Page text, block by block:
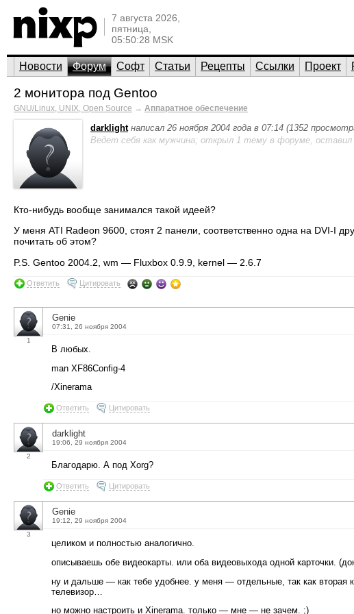
7 августа 2026,
пятница,
05:50:28 MSK
Новости Форум Софт Статьи Рецепты Ссылки Проект
2 монитора под Gentoo
GNU/Linux, UNIX, Open Source → Аппаратное обеспечение
darklight написал 26 ноября 2004 года в 07:14 (1352
Ведет себя как мужчина; открыл 1 тему в форуме,
Кто-нибудь вообще занимался такой идеей?
У меня ATI Radeon 9600, стоят 2 панели, соответственно одна на DVI-I
почитать об этом?
P.S. Gentoo 2004.2, wm — Fluxbox 0.9.9, kernel — 2.6.7
Ответить Цитировать
1
Genie
07:31, 26 ноября 2004
В любых.
man XF86Config-4
/Xinerama
Ответить Цитировать
2
darklight
19:06, 29 ноября 2004
Благодарю. А под Xorg?
Ответить Цитировать
3
Genie
19:12, 29 ноября 2004
целиком и полностью аналогично.
описываешь обе видеокарты. или оба видеовыхода одной карточки.
ну и дальше — как тебе удобнее. у меня — отдельные, так как вторая
телевизор…
но можно настроить и Xinerama. только — мне — не зачем. ;)